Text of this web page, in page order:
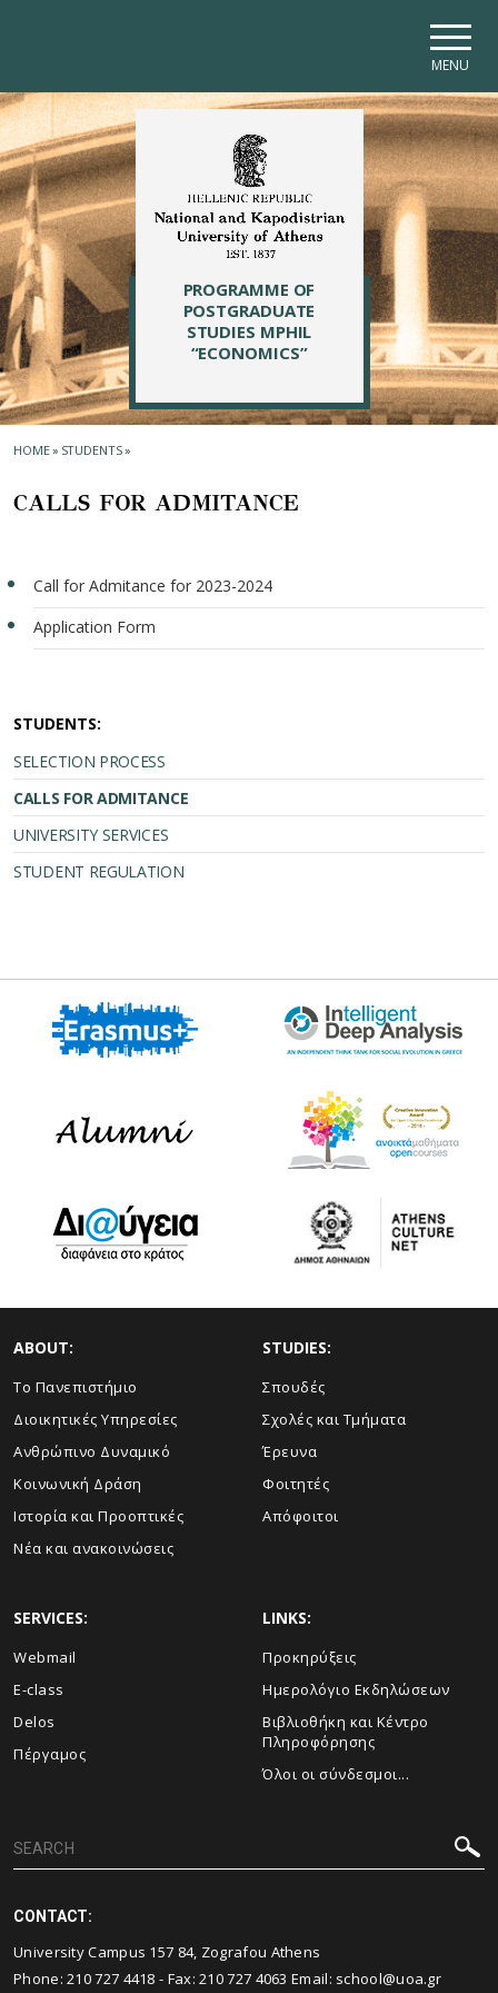
MENU
PROGRAMME OF
POSTGRADUATE
STUDIES MPHIL
“ECONOMICS”
HOME» STUDENTS»
CALLS FOR ADMITANCE
Call for Admitance for 2023-2024
Application Form
STUDENTS:
SELECTION PROCESS
CALLS FOR ADMITANCE
UNIVERSITY SERVICES
STUDENT REGULATION
ABOUT:
Το Πανεπιστήμιο
Διοικητικές Υπηρεσίες
Ανθρώπινο Δυναμικό
Κοινωνική Δράση
Ιστορία και Προοπτικές
Νέα και ανακοινώσεις
STUDIES:
Σπουδές
Σχολές και Τμήματα
Έρευνα
Φοιτητές
Απόφοιτοι
SERVICES:
Webmail
E-class
Delos
Πέργαμος
LINKS:
Προκηρύξεις
Ημερολόγιο Εκδηλώσεων
Βιβλιοθήκη και Κέντρο
Πληροφόρησης
Όλοι οι σύνδεσμοι...
CONTACT:
University Campus 157 84, Zografou Athens
Phone:210 727 4418 - Fax:210 727 4063 Email: school@uoa.gr